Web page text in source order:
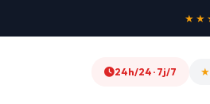
24h/24 · 7j/7